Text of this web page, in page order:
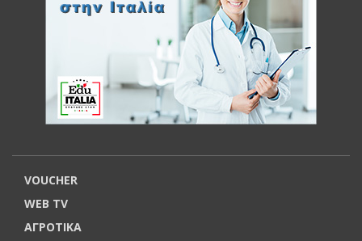
VOUCHER
WEB TV
ΑΓΡΟΤΙΚΑ